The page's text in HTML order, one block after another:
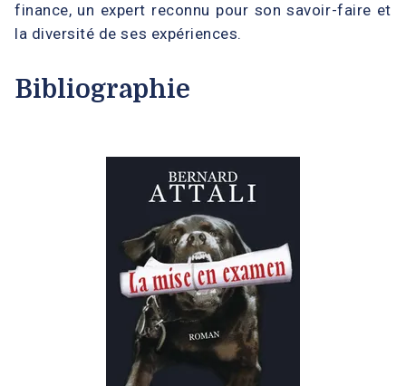
finance, un expert reconnu pour son savoir-faire et
la diversité de ses expériences.
Bibliographie